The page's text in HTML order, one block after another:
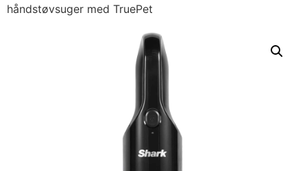
håndstøvsuger med TruePet